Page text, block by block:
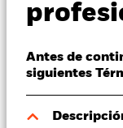
Antes de
siguientes
Educación
Profesionales
España
Change location
USD 16,10